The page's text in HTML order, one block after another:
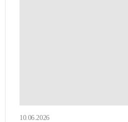
10.06.2026